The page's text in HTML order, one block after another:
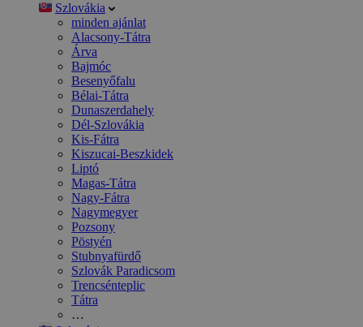
Szlovákia
minden ajánlat
Alacsony-Tátra
Árva
Bajmóc
Besenyőfalu
Bélai-Tátra
Dunaszerdahely
Dél-Szlovákia
Kis-Fátra
Kiszucai-Beszkidek
Liptó
Magas-Tátra
Nagy-Fátra
Nagymegyer
Pozsony
Pöstyén
Stubnyafürdő
Szlovák Paradicsom
Trencsénteplic
Tátra
…